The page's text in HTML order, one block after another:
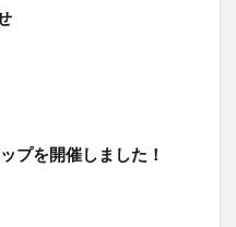
プを開催しました！